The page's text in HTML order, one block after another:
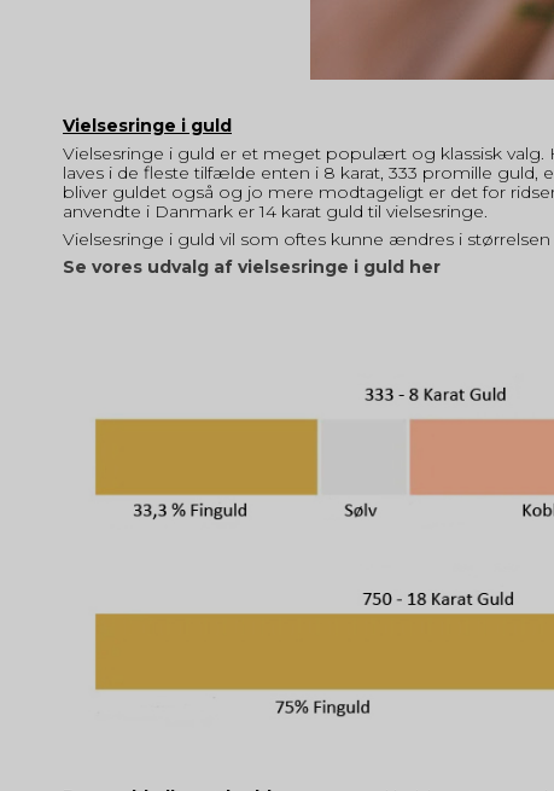
Vielsesringe i guld
Vielsesringe i guld er et meget populært og klassisk
laves i de fleste tilfælde enten i 8 karat, 333 promille guld,
bliver guldet også og jo mere modtageligt er det for
anvendte i Danmark er 14 karat guld til vielsesringe.
Vielsesringe i guld vil som oftes kunne ændres i
Se vores udvalg af vielsesringe i guld her